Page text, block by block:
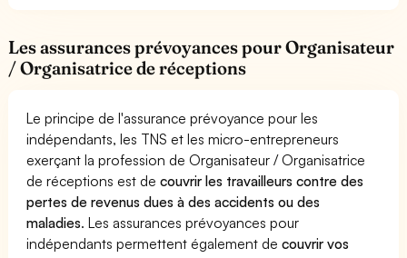
Les assurances prévoyances pour Organisateur
/ Organisatrice de réceptions
Le principe de l'assurance prévoyance pour les
indépendants, les TNS et les micro-entrepreneurs
exerçant la profession de Organisateur / Organisatrice
de réceptions est decouvrir les travailleurs contre des
pertes de revenus dues à des accidents ou des
maladies. Les assurances prévoyances pour
indépendants permettent également decouvrir vos